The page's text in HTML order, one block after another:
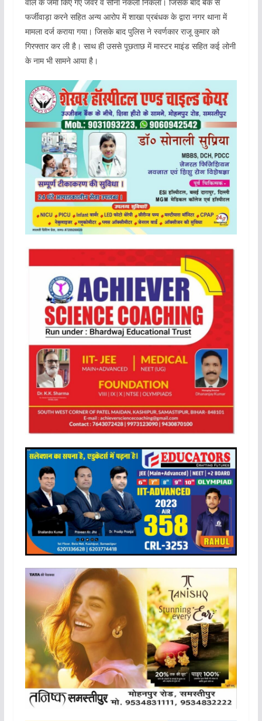
फर्जीवाड़ा करने सहित अन्य आरोप में शाखा प्रबंधक के द्वारा नगर थाना में
मामला दर्ज कराया गया। जिसके बाद पुलिस ने स्वर्णकार राजू कुमार को
गिरफ्तार कर ली है। साथ ही उससे पूछताछ में मास्टर माइंड सहित कई लोनी
के नाम भी सामने आया है।